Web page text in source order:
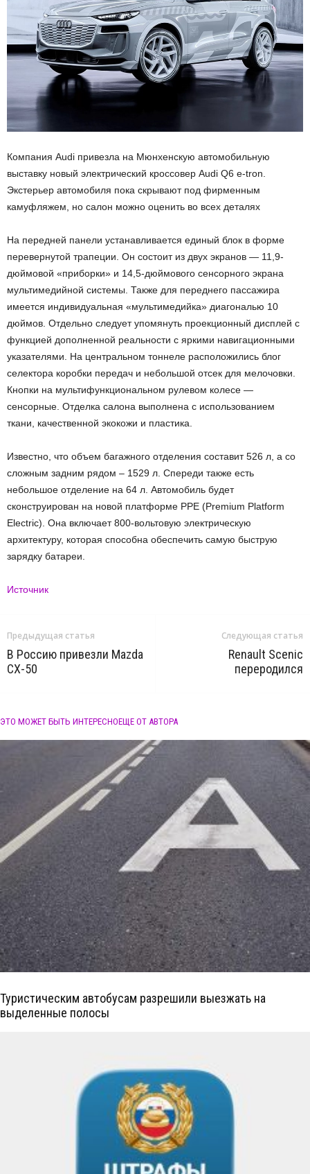
Компания Audi привезла на Мюнхенскую автомобильную
выставку новый электрический кроссовер Audi Q6 e-tron.
Экстерьер автомобиля пока скрывают под фирменным
камуфляжем, но салон можно оценить во всех деталях
На передней панели устанавливается единый блок в форме
перевернутой трапеции. Он состоит из двух экранов — 11,9-
дюймовой «приборки» и 14,5-дюймового сенсорного экрана
мультимедийной системы. Также для переднего пассажира
имеется индивидуальная «мультимедийка» диагональю 10
дюймов. Отдельно следует упомянуть проекционный дисплей с
функцией дополненной реальности с яркими навигационными
указателями. На центральном тоннеле расположились блог
селектора коробки передач и небольшой отсек для мелочовки.
Кнопки на мультифункциональном рулевом колесе —
сенсорные. Отделка салона выполнена с использованием
ткани, качественной экокожи и пластика.
Известно, что объем багажного отделения составит 526 л, а со
сложным задним рядом – 1529 л. Спереди также есть
небольшое отделение на 64 л. Автомобиль будет
сконструирован на новой платформе PPE (Premium Platform
Electric). Она включает 800-вольтовую электрическую
архитектуру, которая способна обеспечить самую быструю
зарядку батареи.
Источник
Предыдущая статья
В Россию привезли Mazda
CX-50
Следующая статья
Renault Scenic
переродился
ЭТО МОЖЕТ БЫТЬ ИНТЕРЕСНОЕЩЕ ОТ АВТОРА
Туристическим автобусам разрешили выезжать на
выделенные полосы